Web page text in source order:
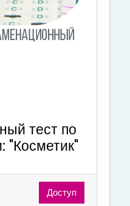
тест по
"Косметик"
Доступ